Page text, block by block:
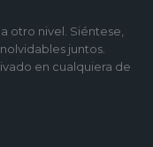
otro nivel. Siéntese,
juntos.
en cualquiera de